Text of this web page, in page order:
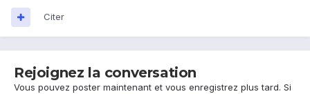
Citer
Rejoignez la conversation
Vous pouvez poster maintenant et vous enregistrez plus tard. Si